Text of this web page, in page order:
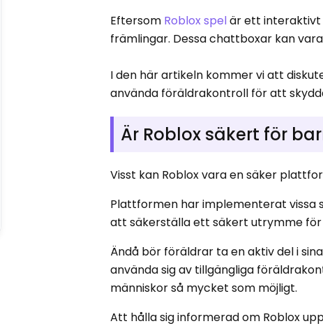
Eftersom Roblox spelär ett interaktivt
främlingar. Dessa chattboxar kan
I den här artikeln kommer vi att
använda föräldrakontroll för att
Är Roblox säkert för
Visst kan Roblox vara en säker
Plattformen har implementerat vissa
att säkerställa ett säkert utrymme för
Ändå bör föräldrar ta en aktiv del i
använda sig av tillgängliga
människor så mycket som möjligt.
Att hålla sig informerad om Roblox